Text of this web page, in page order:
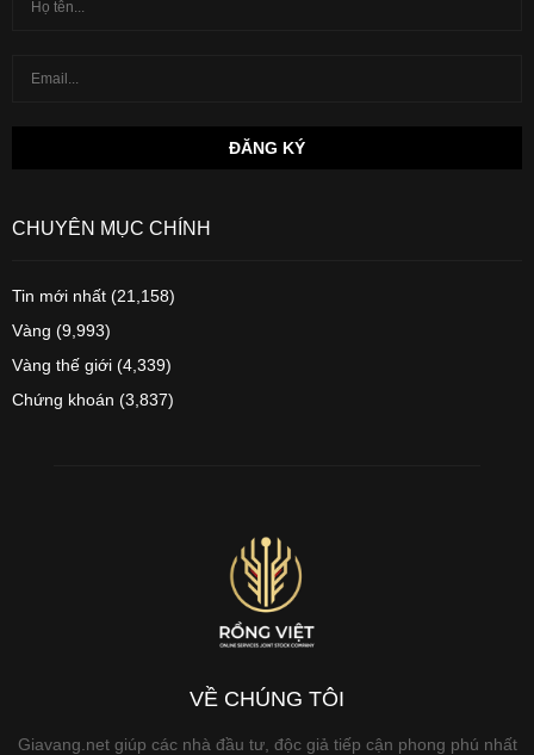
CHUYÊN MỤC CHÍNH
Tin mới nhất (21,158)
Vàng (9,993)
Vàng thế giới (4,339)
Chứng khoán (3,837)
VỀ CHÚNG TÔI
Giavang.net giúp các nhà đầu tư, độc giả tiếp cận phong phú nhất